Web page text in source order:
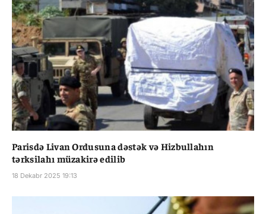
Parisdə Livan Ordusuna dəstək və Hizbullahın
tərksilahı müzakirə edilib
18 Dekabr 2025 19:13